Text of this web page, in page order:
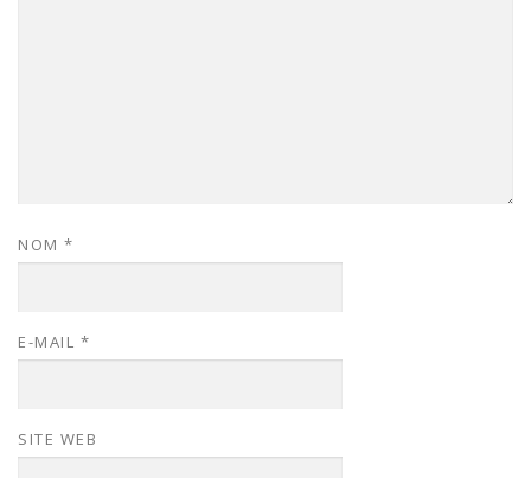
NOM *
E-MAIL *
SITE WEB